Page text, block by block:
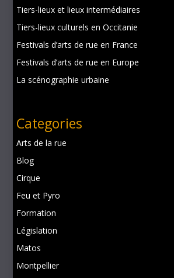
Tiers-lieux et lieux intermédiaires
Tiers-lieux culturels en Occitanie
Festivals d’arts de rue en France
Festivals d’arts de rue en Europe
La scénographie urbaine
Categories
Arts de la rue
Blog
Cirque
Feu et Pyro
Formation
Législation
Matos
Montpellier